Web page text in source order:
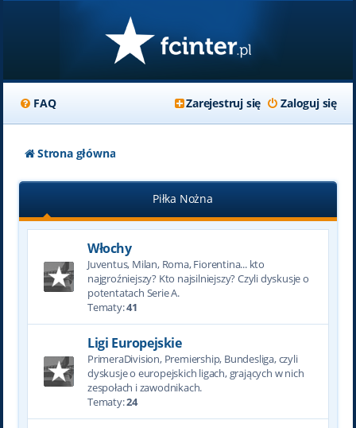
FAQ Zaloguj się
Zarejestruj się
Strona główna
Piłka Nożna
Włochy
Juventus, Milan, Roma, Fiorentina... kto
najgroźniejszy? Kto najsilniejszy? Czyli dyskusje o
potentatach Serie A.
Tematy:41
Ligi Europejskie
PrimeraDivision, Premiership, Bundesliga, czyli
dyskusje o europejskich ligach, grających w nich
zespołach i zawodnikach.
Tematy:24